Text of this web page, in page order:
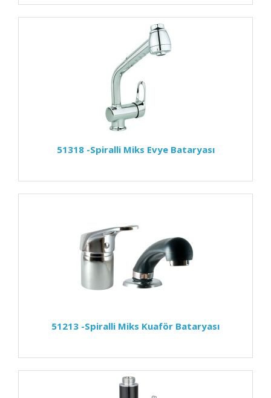
51318 -Spiralli Miks Evye Bataryası
51213 -Spiralli Miks Kuaför Bataryası